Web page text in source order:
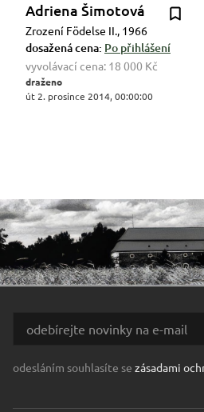
Adriena Šimotová
Zrození Födelse II., 1966
dosažená cena: Po přihlášení
vyvolávací cena: 18 000 Kč
draženo
út 2. prosince 2014, 00:00:00
odesláním souhlasíte se zásadami